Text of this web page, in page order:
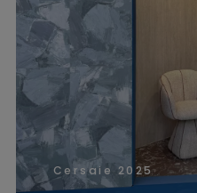
Cersaie 2025